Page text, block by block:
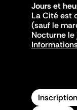
Jours et
La Cité est
(sauf le
Nocturne le